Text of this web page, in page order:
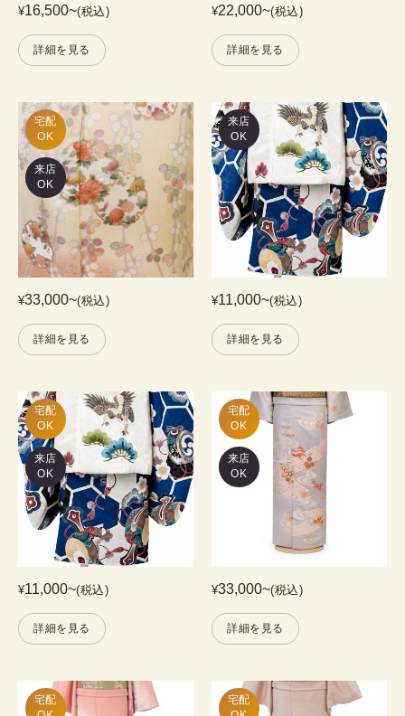
¥16,500~(税込)
詳細を見る
¥22,000~(税込)
詳細を見る
宅配
OK
来店
OK
¥33,000~(税込)
詳細を見る
来店
OK
¥11,000~(税込)
詳細を見る
宅配
OK
来店
OK
¥11,000~(税込)
詳細を見る
宅配
OK
来店
OK
¥33,000~(税込)
詳細を見る
宅配
宅配